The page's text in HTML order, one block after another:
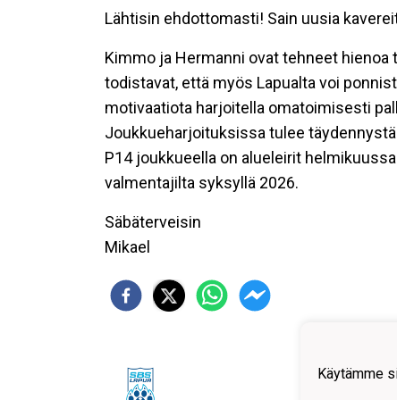
Lähtisin ehdottomasti! Sain uusia
Kimmo ja Hermanni ovat tehneet
todistavat, että myös Lapualta voi
motivaatiota harjoitella omatoimisesti
Joukkueharjoituksissa tulee
P14 joukkueella on alueleirit
valmentajilta syksyllä 2026.
Säbäterveisin
Mikael
Käytämme